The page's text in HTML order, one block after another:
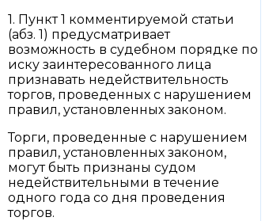
1. Пункт 1 комментируемой статьи
(абз. 1) предусматривает
возможность в судебном порядке по
иску заинтересованного лица
признавать недействительность
торгов, проведенных с нарушением
правил, установленных законом.
Торги, проведенные с нарушением
правил, установленных законом,
могут быть признаны судом
недействительными в течение
одного года со дня проведения
торгов.